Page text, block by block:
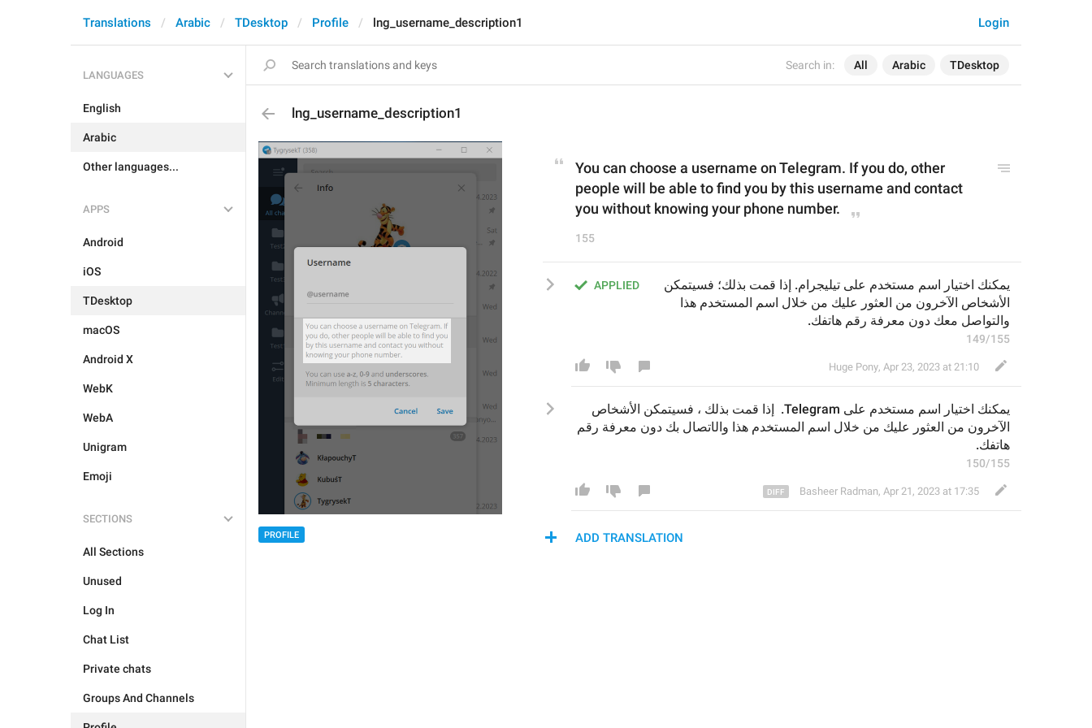
Search in: All Arabic TDesktop
Login
Translations Arabic TDesktop Profile lng_username_description1
LANGUAGES
English
Arabic
Other languages...
APPS
Android
iOS
TDesktop
macOS
Android X
WebK
WebA
Unigram
Emoji
SECTIONS
All Sections
Unused
Log In
Chat List
Private chats
Groups And Channels
lng_username_description1
PROFILE
You can choose a username on Telegram. If you do, other
people will be able to find you by this username and contact
you without knowing your phone number.
155
APPLIED
والتواصل معك دون معرفة رقم هاتفك.
149/155
Huge Pony, Apr 23, 2023 at 21:10
يمكنك اختيار اسم مستخدم على Telegram. إذا قمت بذلك ،
الآخرون من العثور عليك من خلال اسم المستخدم هذا والاتصال ب
هاتفك.
150/155
Basheer Radman, Apr 21, 2023 at 17:35
ADD TRANSLATION